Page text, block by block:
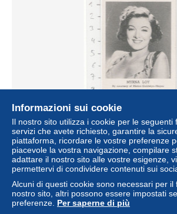
Myrna Loy & William Powell By
Glodwin-Mayer
± 1,25 USD
Stato
Informazioni sui cookie
Il nostro sito utilizza i cookie per le seguenti
servizi che avete richiesto, garantire la
piattaforma, ricordare le vostre preferenze
piacevole la vostra navigazione, compilare
adattare il nostro sito alle vostre esigenze,
permettervi di condividere contenuti sui
Alcuni di questi cookie sono necessari per il
nostro sito, altri possono essere impostati
preferenze. Per saperne di più